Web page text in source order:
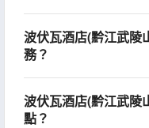
波伏瓦酒店(黔江武陵
務？
波伏瓦酒店(黔江武陵
點？